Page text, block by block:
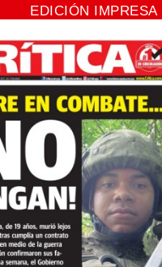
EDICIÓN IMPRESA